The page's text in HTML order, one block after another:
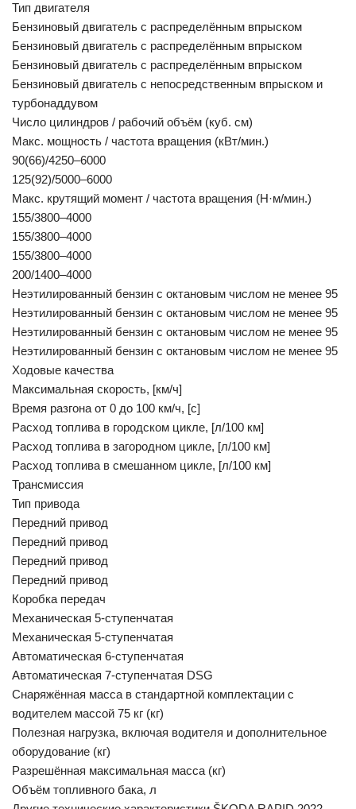
Тип двигателя
Бензиновый двигатель с распределённым впрыском
Бензиновый двигатель с распределённым впрыском
Бензиновый двигатель с распределённым впрыском
Бензиновый двигатель с непосредственным впрыском и
турбонаддувом
Число цилиндров / рабочий объём (куб. см)
Макс. мощность / частота вращения (кВт/мин.)
90(66)/4250–6000
125(92)/5000–6000
Макс. крутящий момент / частота вращения (Н·м/мин.)
155/3800–4000
155/3800–4000
155/3800–4000
200/1400–4000
Неэтилированный бензин с октановым числом не менее 95
Неэтилированный бензин с октановым числом не менее 95
Неэтилированный бензин с октановым числом не менее 95
Неэтилированный бензин с октановым числом не менее 95
Ходовые качества
Максимальная скорость, [км/ч]
Время разгона от 0 до 100 км/ч, [с]
Расход топлива в городском цикле, [л/100 км]
Расход топлива в загородном цикле, [л/100 км]
Расход топлива в смешанном цикле, [л/100 км]
Трансмиссия
Тип привода
Передний привод
Передний привод
Передний привод
Передний привод
Коробка передач
Механическая 5-ступенчатая
Механическая 5-ступенчатая
Автоматическая 6-ступенчатая
Автоматическая 7-ступенчатая DSG
Снаряжённая масса в стандартной комплектации с
водителем массой 75 кг (кг)
Полезная нагрузка, включая водителя и дополнительное
оборудование (кг)
Разрешённая максимальная масса (кг)
Объём топливного бака, л